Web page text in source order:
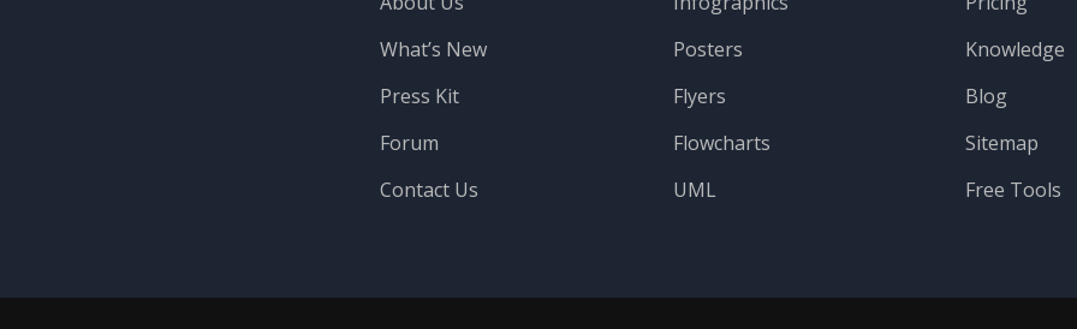
What’s New
Press Kit
Forum
Contact Us
Posters
Flyers
Flowcharts
UML
Knowledge
Blog
Sitemap
Free Tools